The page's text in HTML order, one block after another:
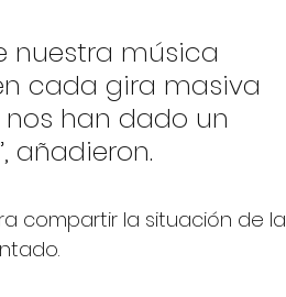
nuestra música
cada gira masiva
han dado un
añadieron.
compartir la situación de la